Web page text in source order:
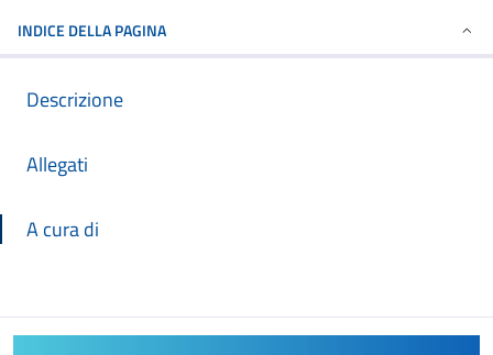
INDICE DELLA PAGINA
Descrizione
Allegati
A cura di